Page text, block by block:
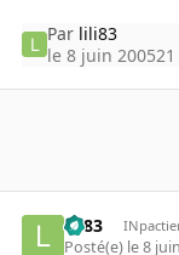
Par lili83
le 8 juin 200521
lili83
Posté(e) le 8